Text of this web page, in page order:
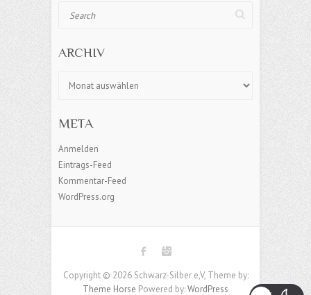
ARCHIV
META
Anmelden
Eintrags-Feed
Kommentar-Feed
WordPress.org
Copyright © 2026 Schwarz-Silber e,V, Theme by:
Theme Horse Powered by:WordPress